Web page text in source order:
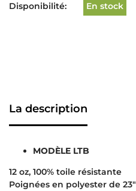
Disponibilité: En stock
La description
MODÈLE LTB
12 oz, 100% toile résistante
Poignées en polyester de 23″